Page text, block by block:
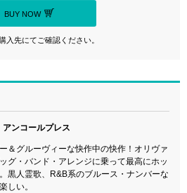
BUY NOW
入先にてご確認ください。
ンコールプレス
＆グルーヴィーな快作中の快作！オリヴァ
グ・バンド・アレンジに乗って最高にホッ
黒人霊歌、R&B系のブルース・ナンバーな
しい。